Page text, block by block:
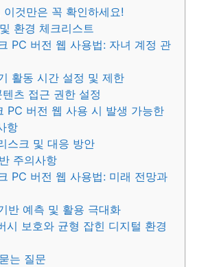
이것만은 꼭 확인하세요!
환경 체크리스트
PC 버전 웹 사용법: 자녀 계정 관
활동 시간 설정 및 제한
츠 접근 권한 설정
PC 버전 웹 사용 시 발생 가능한
항
스크 및 대응 방안
주의사항
PC 버전 웹 사용법: 미래 전망과
반 예측 및 활용 극대화
시 보호와 균형 잡힌 디지털 환경
는 질문